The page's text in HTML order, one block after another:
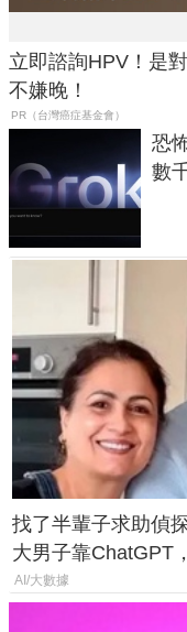
立即諮詢HPV！是
不嫌晚！
PR（台灣癌症基金會）
恐
數
找了半輩子求助偵
大男子靠ChatGPT
年家人
AI/大數據